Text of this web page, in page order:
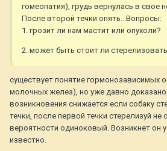
гомеопатия), грудь вернулась в свое
После второй течки опять...Вопросы:
1. грозит ли нам мастит или опухоли?
2. может быть стоит ли
существует понятие гормонозависимых
молочных желез), но уже давно
возникновения снижается если собаку
течки, после первой течки стерелизуй не
вероятности одиноковый. Возникнет он
известно.